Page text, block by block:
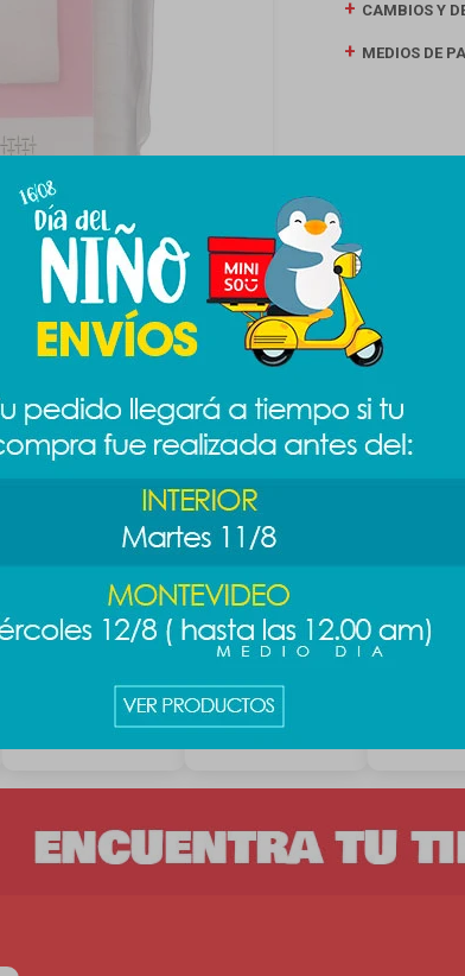
CAMBIOS Y
MEDIOS DE
Productos que te pueden interesar
Pack cremas
Brocha B&N doble
base y sombra
Brocha
rubor y